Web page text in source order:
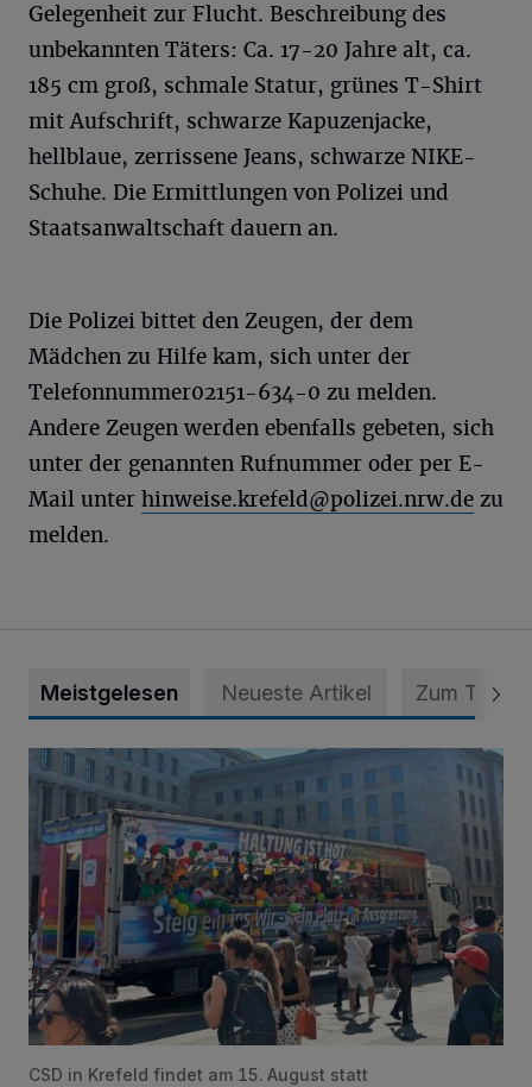
Gelegenheit zur Flucht. Beschreibung des
unbekannten Täters: Ca. 17-20 Jahre alt, ca.
185 cm groß, schmale Statur, grünes T-Shirt
mit Aufschrift, schwarze Kapuzenjacke,
hellblaue, zerrissene Jeans, schwarze NIKE-
Schuhe. Die Ermittlungen von Polizei und
Staatsanwaltschaft dauern an.
Die Polizei bittet den Zeugen, der dem
Mädchen zu Hilfe kam, sich unter der
Telefonnummer02151-634-0 zu melden.
Andere Zeugen werden ebenfalls gebeten, sich
unter der genannten Rufnummer oder per E-
Mail unter hinweise.krefeld@polizei.nrw.de zu
melden.
Meistgelesen Neueste Artikel Zum Thema
Der Anschlag von Berlin und die Folgen für Krefeld
CSD in Krefeld findet am 15. August statt